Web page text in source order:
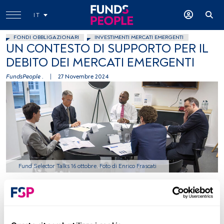
IT
FONDI OBBLIGAZIONARI INVESTIMENTI MERCATI EMERGENTI
UN CONTESTO DI SUPPORTO PER IL
DEBITO DEI MERCATI EMERGENTI
FundsPeople . 27 Novembre 2024
Fund Selector Talks 16 ottobre. Foto di Enrico Frascati